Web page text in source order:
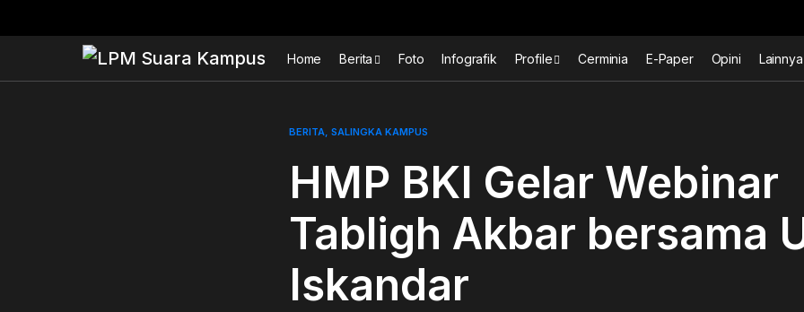
Home Berita Foto Infografik Profile Cerminia E-Paper Opini Lainnya
BERITA SALINGKA KAMPUS
HMP BKI Gelar Webinar
Tabligh Akbar bersama
Iskandar